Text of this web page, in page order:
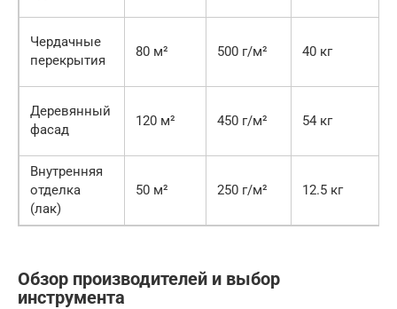
Чердачные
перекрытия
80 м² 500 г/м² 40 кг
Деревянный
фасад
120 м² 450 г/м² 54 кг
Внутренняя
отделка
(лак)
50 м² 250 г/м² 12.5 кг
Обзор производителей и выбор
инструмента